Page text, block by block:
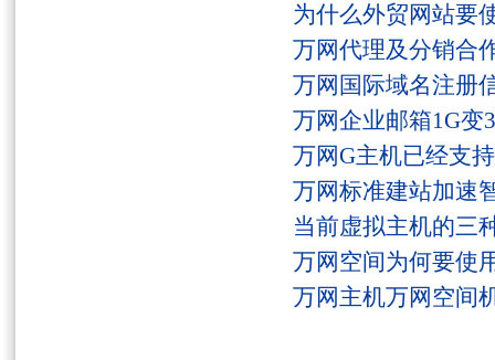
为什么外贸网站要
万网代理及分销合
万网国际域名注册
万网企业邮箱1G变
万网G主机已经支
万网标准建站加速
当前虚拟主机的三
万网空间为何要使
万网主机万网空间